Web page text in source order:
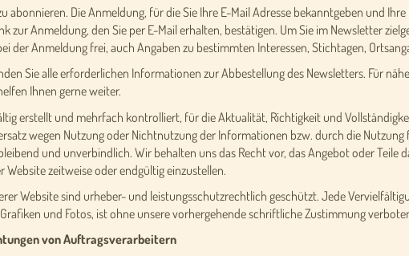
abonnieren. Die Anmeldung, für die Sie Ihre E-Mail Adresse bekanntgeben und
zur Anmeldung, den Sie per E-Mail erhalten, bestätigen. Um Sie im Newsletter
der Anmeldung frei, auch Angaben zu bestimmten Interessen, Stichtagen,
Sie alle erforderlichen Informationen zur Abbestellung des Newsletters. Für
Ihnen gerne weiter.
erstellt und mehrfach kontrolliert, für die Aktualität, Richtigkeit und
wegen Nutzung oder Nichtnutzung der Informationen bzw. durch die
und unverbindlich. Wir behalten uns das Recht vor, das Angebot oder Teile
zeitweise oder endgültig einzustellen.
Website sind urheber- und leistungsschutzrechtlich geschützt. Jede
und Fotos, ist ohne unsere vorhergehende schriftliche Zustimmung
von Auftragsverarbeitern